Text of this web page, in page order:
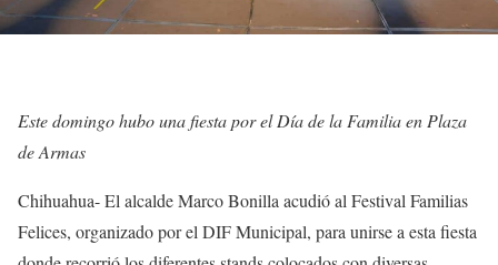
Este domingo hubo una fiesta por el Día de la Familia en Plaza
de Armas
Chihuahua- El alcalde Marco Bonilla acudió al Festival Familias
Felices, organizado por el DIF Municipal, para unirse a esta fiesta